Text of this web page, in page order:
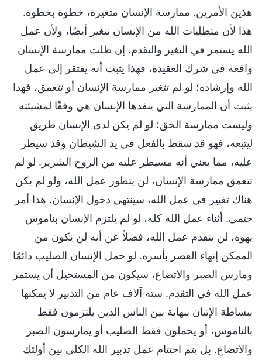
هذين الأمرين. ممارسة الإنسان متغيرة، خطوة بخطوة.
هذا لأن متطلبات الله من الإنسان تتغير أيضًا، ولأن عمل
الله يستمر في التغير والتقدم. إن ظلت ممارسة الإنسان
واقعة في شرك العقيدة، فهذا يثبت أنه يفتقر إلى عمل
الله وإرشاده؛ لو لم تتغير ممارسة الإنسان أو تتعمق، فهذا
يثبت أن الممارسة التي ينفذها الإنسان هي وفقًا لمشيئته
وليست ممارسة الحق؛ لو لم يكن لدى الإنسان طريق
ليتبعه، فهو قد سقط بالفعل في يد الشيطان وقد سيطر
عليه، مما يعني أنه مسيطر عليه من الروح الشرير. لو لم
تتعمق ممارسة الإنسان، لن يتطور عمل الله، ولو لم يكن
هناك تغيير في عمل الله، سينتهي دخول الإنسان. هذا أمر
حتمي. أثناء عمل الله كله، لو لم يلتزم الإنسان بناموس
يهوه، لن يتقدم عمل الله، فضلاً عن أنه لن يكون من
الممكن إنهاء العصر بأسره. لو حمل الإنسان الصليب دائمًا
ومارس الصبر والاتضاع، سيكون من المستحيل أن يستمر
عمل الله في التقدم. ستة آلاف عام من التدبير لا يمكنها
ببساطة الإتيان بنهاية بين الناس الذين يلتزمون فقط
بالناموس، أو يحملون فقط الصليب أو يمارسون الصبر
والاتضاع. بل يتم اختتام عمل تدبير الله الكلي بين أولئك